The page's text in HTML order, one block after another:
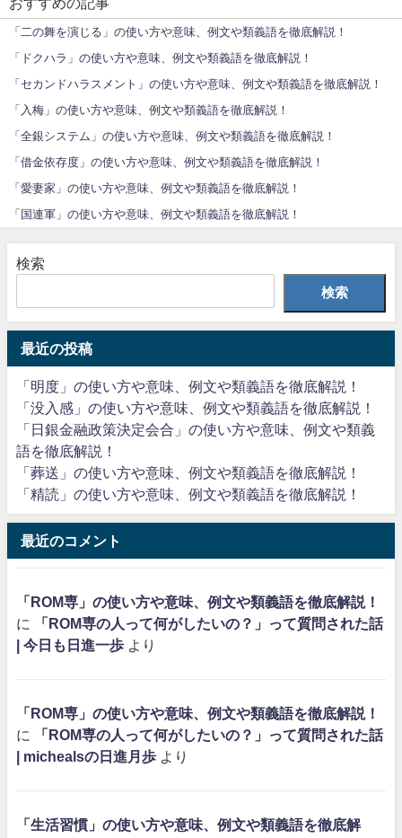
「二の舞を演じる」の使い方や意味、例文や類義語を徹底解説！
「ドクハラ」の使い方や意味、例文や類義語を徹底解説！
「セカンドハラスメント」の使い方や意味、例文や類義語を徹底解説！
「入梅」の使い方や意味、例文や類義語を徹底解説！
「全銀システム」の使い方や意味、例文や類義語を徹底解説！
「借金依存度」の使い方や意味、例文や類義語を徹底解説！
「愛妻家」の使い方や意味、例文や類義語を徹底解説！
「国連軍」の使い方や意味、例文や類義語を徹底解説！
検索
検索
最近の投稿
「明度」の使い方や意味、例文や類義語を徹底解説！
「没入感」の使い方や意味、例文や類義語を徹底解説！
「日銀金融政策決定会合」の使い方や意味、例文や類義
語を徹底解説！
「葬送」の使い方や意味、例文や類義語を徹底解説！
「精読」の使い方や意味、例文や類義語を徹底解説！
最近のコメント
「ROM専」の使い方や意味、例文や類義語を徹底解説！
に
「ROM専の人って何がしたいの？」って質問された話
| 今日も日進一歩 より
「ROM専」の使い方や意味、例文や類義語を徹底解説！
に
「ROM専の人って何がしたいの？」って質問された話
| michealsの日進月歩 より
「生活習慣」の使い方や意味、例文や類義語を徹底解